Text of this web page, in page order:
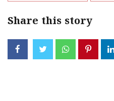
Share this story